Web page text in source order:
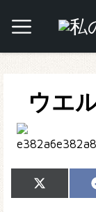
ウエ
Share
on
X
(Twitter)